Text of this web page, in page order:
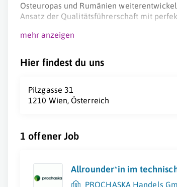
Osteuropas und Rumänien
Ansatz der Qualitätsführerschaft mit
mehr anzeigen
Hier findest du uns
Pilzgasse 31
1210 Wien, Österreich
1 offener Job
Allrounder*in im
PROCHASKA Handels